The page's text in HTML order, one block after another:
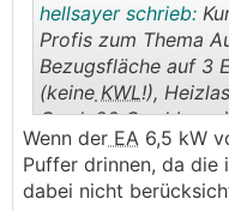
hellsayer schrieb:
Profis zum Thema
Bezugsfläche auf 3
(keine KWL!),
Grad, 20 Grad
die 14kW Variante
ausheizen, die
Kühlleistung...) und
Wenn der EA 6,5 kW
Puffer drinnen, da die
dabei nicht